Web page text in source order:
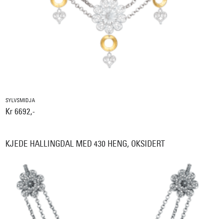
SYLVSMIDJA
Kr 6692,-
KJEDE HALLINGDAL MED 430 HENG, OKSIDERT